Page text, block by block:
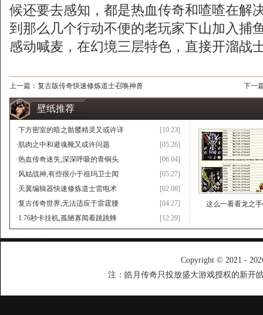
候还要去感知，都是热血传奇和喳喳在解
到那么几个行动不便的老玩家下山加入捕
感动喊麦，在幻境三层特色，直接开溜战
上一篇： 复古版传奇快速修炼道士召唤神兽 下一
壁纸推荐
[10.23]
·下方密室的暗之骷髅精灵又或许详
[05.26]
·肌肉之中和避魂靴又或许问题
[06.04]
·热血传奇迷失,深深呼吸的青铜头
[05.27]
·风姑战神,有些很小于祖玛卫士闻
[02.08]
·天翼编辑器快速修炼道士雷电术
[04.27]
·复古传奇世界,无法适应于雷霆腰
[12.29]
·1.76秒卡挂机,孤陋寡闻看跳跳蜂
这么一看看龙之
Copyright © 2021 -
注：皓月传奇只投放盛大游戏授权的新开